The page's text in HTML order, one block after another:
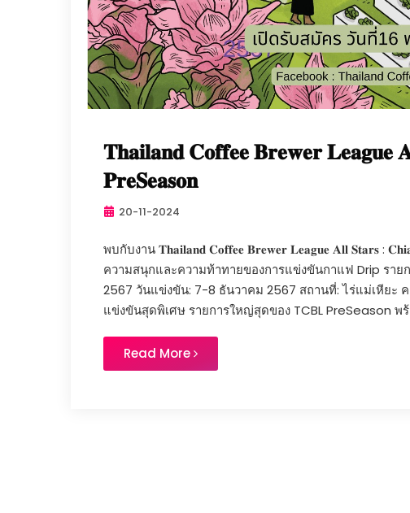
𝐓𝐡𝐚𝐢𝐥𝐚𝐧𝐝 𝐂𝐨𝐟𝐟𝐞𝐞 𝐁𝐫𝐞𝐰𝐞𝐫
𝐏𝐫𝐞𝐒𝐞𝐚𝐬𝐨𝐧
20-11-2024
พบกับงาน 𝐓𝐡𝐚𝐢𝐥𝐚𝐧𝐝 𝐂𝐨𝐟𝐟𝐞𝐞 𝐁𝐫𝐞𝐰𝐞𝐫 𝐋𝐞𝐚𝐠𝐮𝐞 𝐀𝐥𝐥 𝐒𝐭𝐚𝐫𝐬
ความสนุกและความท้าทายของการแข่งขันกาแฟ Drip ราย
2567 วันแข่งขัน: 7-8 ธันวาคม 2567 สถานที่: ไร่แม่เหียะ
แข่งขันสุดพิเศษ รายการใหญ่สุดของ TCBL PreSeason พร้
Read More